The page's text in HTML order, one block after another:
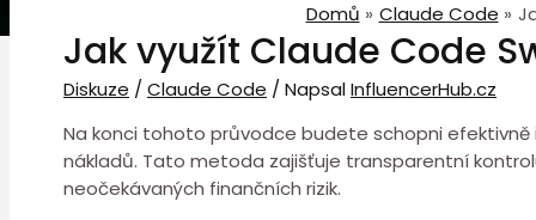
Domů Claude Code
Jak využít Claude Code
Diskuze / Claude Code / NapsalInfluencerHub.cz
Na konci tohoto průvodce budete schopni⁤
nákladů. ⁤Tato metoda zajišťuje transparentní
neočekávaných finančních rizik.